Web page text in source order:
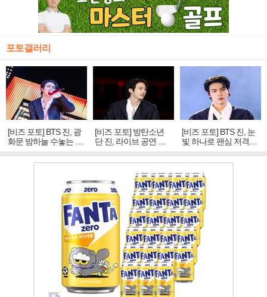
포토갤러리
[비즈 포토] BTS 진, 광
화문 밤하늘 수놓는 '비
주얼 킹'의 열창
[비즈 포토] 방탄소년
단 진, 라이브 공연 중
빛나는 독보적 아우라
[비즈 포토] BTS 진, 눈
빛 하나로 팬심 저격…
독보적 카리스마